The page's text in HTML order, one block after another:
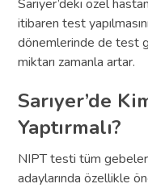
Sarıyer’deki özel
itibaren test
dönemlerinde de test
miktarı zamanla artar.
Sarıyer’de
Yaptırmalı?
NIPT testi tüm gebeler
adaylarında özellikle